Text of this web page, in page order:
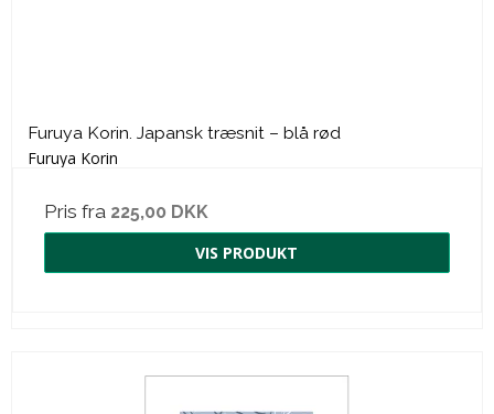
Furuya Korin. Japansk træsnit – blå rød
Furuya Korin
Pris fra 225,00 DKK
VIS PRODUKT